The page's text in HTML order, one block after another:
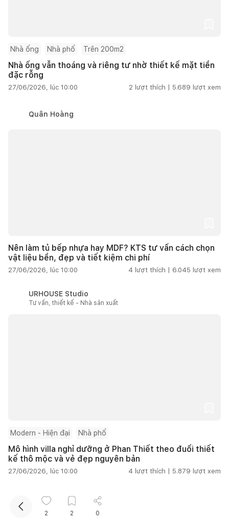
Nhà ống Nhà phố Trên 200m2
Nhà ống vẫn thoáng và riêng tư nhờ thiết kế mặt tiền
đặc rỗng
27/06/2026, lúc 10:00 2 lượt thích | 5.689 lượt xem
Quân Hoàng
Nên làm tủ bếp nhựa hay MDF? KTS tư vấn cách chọn
vật liệu bền, đẹp và tiết kiệm chi phí
27/06/2026, lúc 10:00 4 lượt thích | 6.045 lượt xem
URHOUSE Studio
Tư vấn, thiết kế - Nhà sản xuất
Modern - Hiện đại Nhà phố
Mô hình villa nghỉ dưỡng ở Phan Thiết theo đuổi thiết
kế thô mộc và vẻ đẹp nguyên bản
27/06/2026, lúc 10:00 4 lượt thích | 5.879 lượt xem
SPACE PLUS
Tư vấn, thiết kế - Nhà thầu
2
2 0